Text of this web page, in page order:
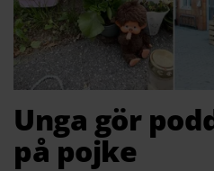
Unga gör
på pojke